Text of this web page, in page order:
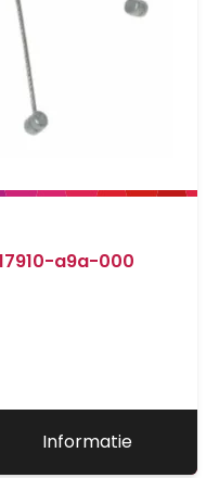
a9a-000
Informatie